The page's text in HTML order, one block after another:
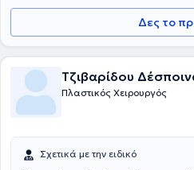
Δες το
Τζιβαρίδου
Πλαστικός Χειρουργός
Σχετικά με την ειδικό